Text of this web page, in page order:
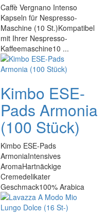
Caffè Vergnano Intenso
Kapseln für Nespresso-
Maschine (10 St.)Kompatibel
mit Ihrer Nespresso-
Kaffeemaschine10 ...
Kimbo ESE-
Pads Armonia
(100 Stück)
Kimbo ESE-Pads
ArmoniaIntensives
AromaHartnäckige
Cremedelikater
Geschmack100% Arabica